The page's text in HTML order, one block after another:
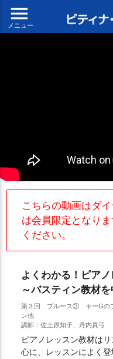
menu
メニュー
こちらの動画はダ
は会員限定となり
ください。
よくわかる！ピア
～バスティン教材を
第３回 ブルース③ キーGの
ン他
講師：佐土原知子、丹内真弓
ピアノレッスン教材は
心に、レッスンによく